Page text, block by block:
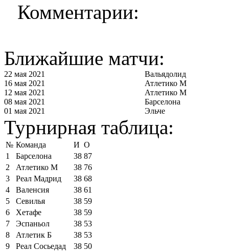
Комментарии:
Ближайшие матчи:
22 мая 2021
Вальядолид
16 мая 2021
Атлетико М
12 мая 2021
Атлетико М
08 мая 2021
Барселона
01 мая 2021
Эльче
Турнирная таблица:
№ Команда И О
1
Барселона 38 87
2
Атлетико М 38 76
3
Реал Мадрид 38 68
4
Валенсия 38 61
5
Севилья 38 59
6
Хетафе 38 59
7
Эспаньол 38 53
8
Атлетик Б 38 53
9
Реал Сосьедад 38 50